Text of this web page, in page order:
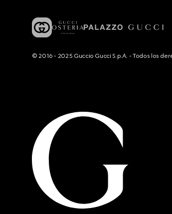
© 2016 - 2025 Guccio Gucci S.p.A. - Todos los